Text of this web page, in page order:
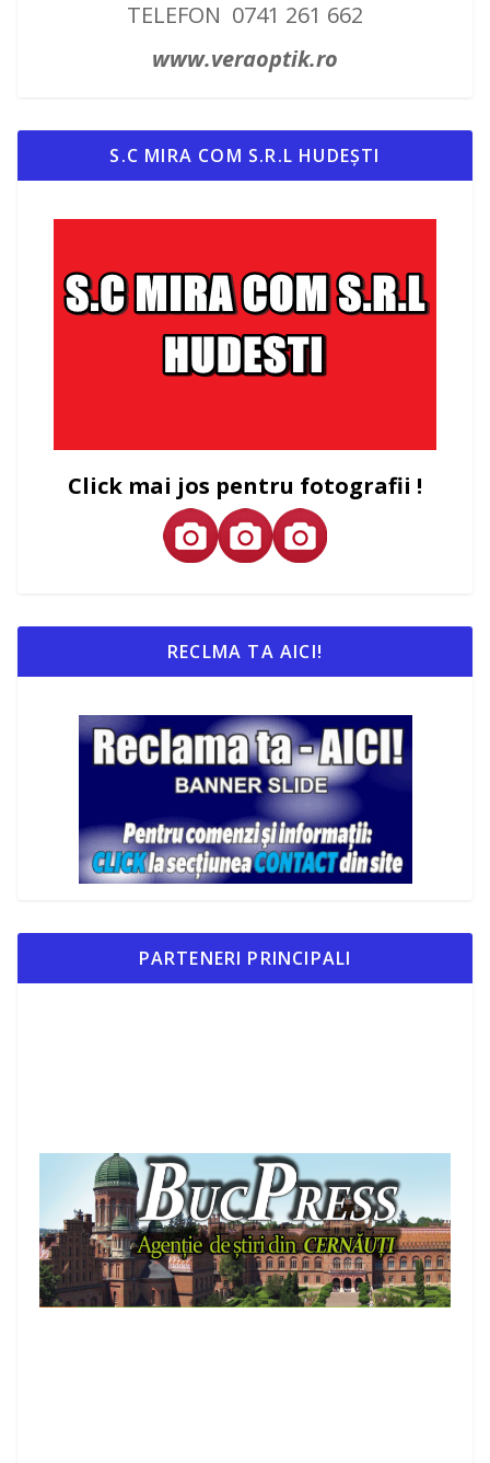
TELEFON 0741 261 662
www.veraoptik.ro
S.C MIRA COM S.R.L HUDEȘTI
Click mai jos pentru fotografii !
RECLMA TA AICI!
PARTENERI PRINCIPALI